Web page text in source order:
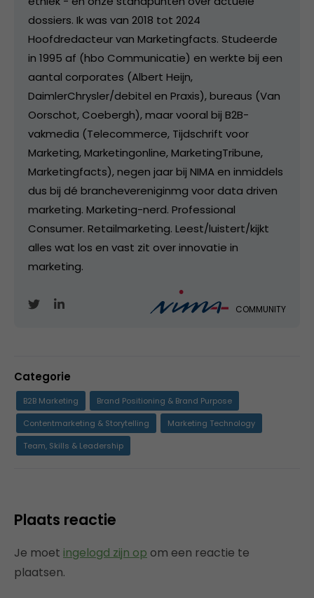
dossiers. Ik was van 2018 tot 2024
Hoofdredacteur van Marketingfacts. Studeerde
in 1995 af (hbo Communicatie) en werkte bij een
aantal corporates (Albert Heijn,
DaimlerChrysler/debitel en Praxis), bureaus (Van
Oorschot, Coebergh), maar vooral bij B2B-
vakmedia (Telecommerce, Tijdschrift voor
Marketing, Marketingonline, MarketingTribune,
Marketingfacts), negen jaar bij NIMA en inmiddels
dus bij dé branchevereniginmg voor data driven
marketing. Marketing-nerd. Professional
Consumer. Retailmarketing. Leest/luistert/kijkt
alles wat los en vast zit over innovatie in
marketing.
COMMUNITY
Categorie
B2B Marketing
Brand Positioning & Brand Purpose
Contentmarketing & Storytelling
Marketing Technology
Team, Skills & Leadership
Plaats reactie
Je moet ingelogd zijn op om een reactie te
plaatsen.